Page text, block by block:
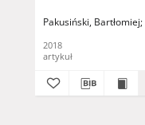
method
Pakusiński, Bartłomiej
2018
artykuł